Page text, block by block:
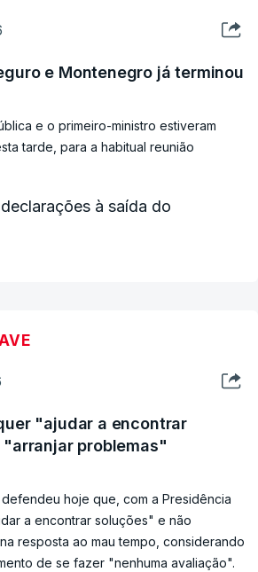
e Montenegro já terminou
e o primeiro-ministro estiveram
tarde, para a habitual reunião
à saída do
"ajudar a encontrar
problemas"
hoje que, com a Presidência
a encontrar soluções" e não
resposta ao mau tempo, considerando
de se fazer "nenhuma avaliação".